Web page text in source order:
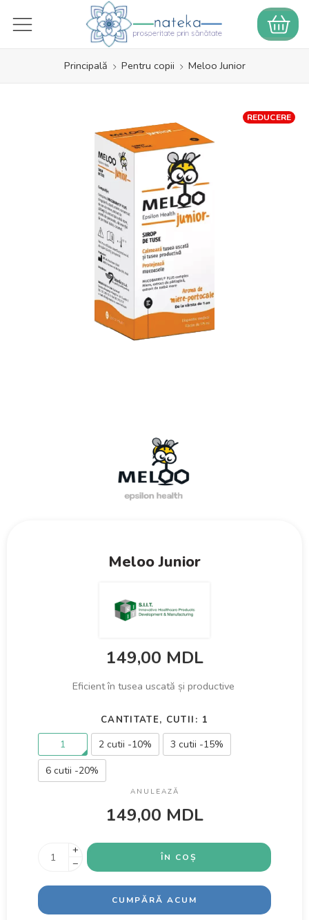
Principală Pentru copii Meloo Junior
REDUCERE
Meloo Junior
149,00 MDL
Eficient în tusea uscată și productive
CANTITATE, CUTII 1
1 2 cutii -10%
3 cutii -15%
6 cutii -20%
ANULEAZĂ
149,00 MDL
+
−
ÎN COȘ
CUMPĂRĂ ACUM